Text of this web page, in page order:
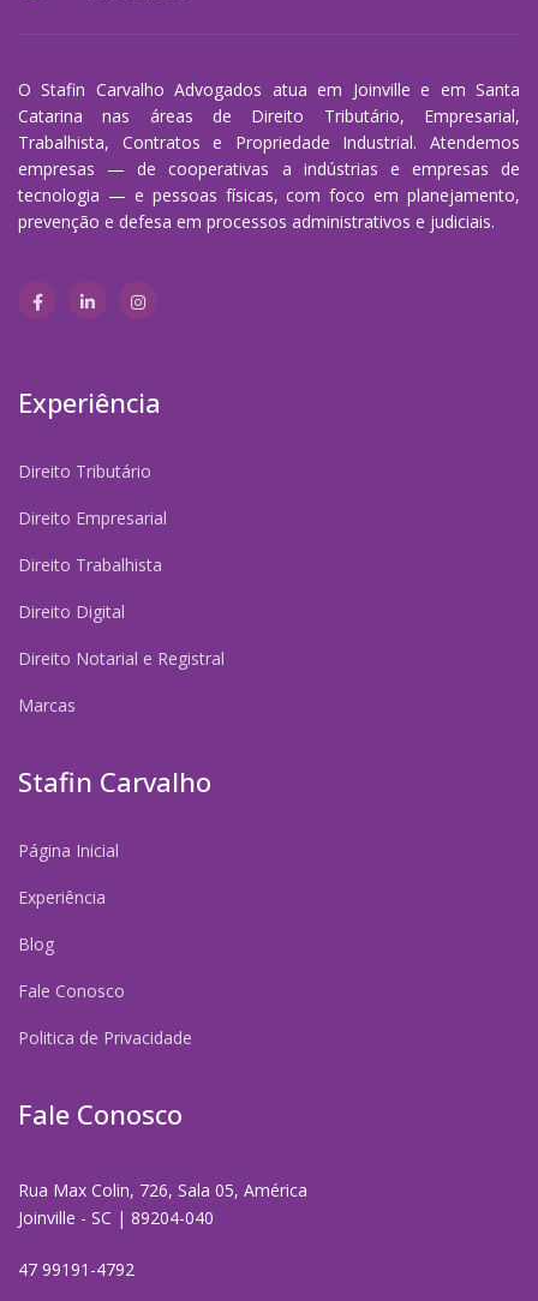
O Stafin Carvalho Advogados atua em Joinville e em Santa
Catarina nas áreas de Direito Tributário, Empresarial,
Trabalhista, Contratos e Propriedade Industrial. Atendemos
empresas — de cooperativas a indústrias e empresas de
tecnologia — e pessoas físicas, com foco em planejamento,
prevenção e defesa em processos administrativos e judiciais.
Experiência
Direito Tributário
Direito Empresarial
Direito Trabalhista
Direito Digital
Direito Notarial e Registral
Marcas
Stafin Carvalho
Página Inicial
Experiência
Blog
Fale Conosco
Politica de Privacidade
Fale Conosco
Rua Max Colin, 726, Sala 05, América
Joinville - SC | 89204-040
47 99191-4792